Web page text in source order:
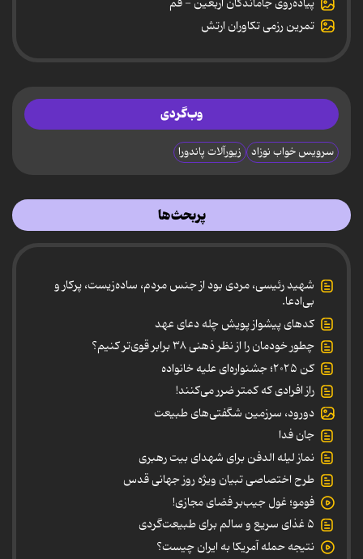
پیاده‌روی جاماندگان اربعین - قم
تمرین رزمی تکاوران ارتش
وب‌گردی
سرویس خواب نوزاد زیورآلات پاندورا
پربحث‌ها
شهید رئیسی، مردی بود از جنس مردم، ساده‌زیست، پرکار و
بی‌ادعا.
کدهای پیشواز پویش چله دعای عهد
چطور خودمان را از نظر ذهنی ۳۸ برابر قوی‌تر کنیم؟
کن ۲۰۲۵؛ جشنواره‌ای علیه خانواده
راز افرادی که کمتر ضرر می‌کنند!
دورود، سرزمین شگفتی‌های طبیعت
جان فدا
نماز لیله الدفن برای شهدای بیت رهبری
طرح اختصاصی تبیان ویژه روز جهانی قدس
فومو؛ غول جیب‌بر فضای مجازی!
۵ غذای سریع و سالم برای طبیعت‌گردی
نتیجه حمله آمریکا به ایران چیست؟